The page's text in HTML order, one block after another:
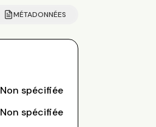
MÉTADONNÉES
Non spécifiée
Non spécifiée